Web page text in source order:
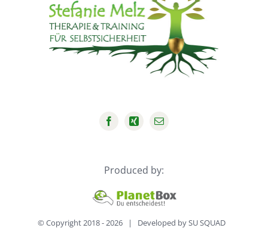
Produced by:
© Copyright 2018 -2026 | Developed bySU SQUAD